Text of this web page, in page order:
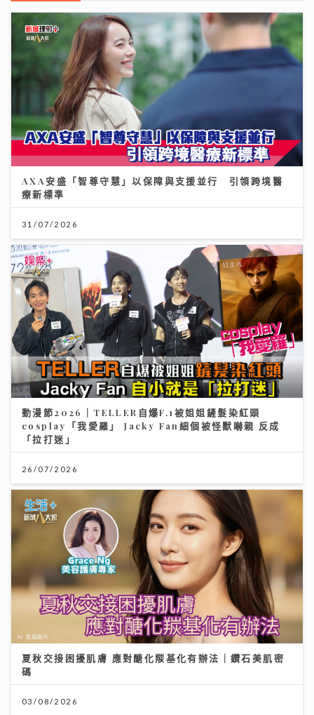
AXA安盛「智尊守慧」以保障與支援並行 引領跨境醫
療新標準
31/07/2026
動漫節2026｜TELLER自爆F.1被姐姐鏟髮染紅頭
cosplay「我愛羅」 Jacky Fan細個被怪獸嚇親 反成
「拉打迷」
26/07/2026
夏秋交接困擾肌膚 應對醣化羰基化有辦法｜鑽石美肌密
碼
03/08/2026